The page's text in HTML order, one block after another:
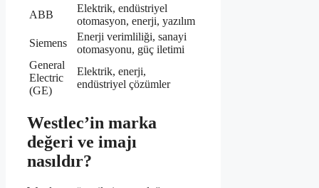
ABB
Elektrik, endüstriyel
otomasyon, enerji, yazılım
Siemens
Enerji verimliliği, sanayi
otomasyonu, güç iletimi
General
Electric
(GE)
Elektrik, enerji,
endüstriyel çözümler
Westlec’in marka
değeri ve imajı
nasıldır?